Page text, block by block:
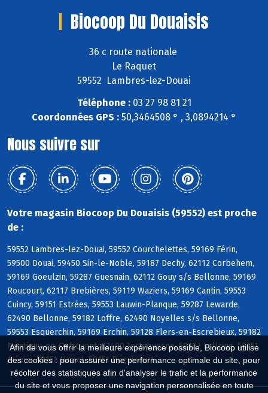
Afin de vous offrir la meilleure expérience possible, Biocoop utilise
des cookies : pour assurer une performance optimale du site, pour
récolter des statistiques afin d'analyser le trafic et la performance
du site et vous proposer une navigation personnalisée en toute
Biocoop Du Douaisis
36 c route nationale
Le Raquet
59552 Lambres-lez-Douai
Téléphone :03 27 98 81 21
Coordonnées GPS : 50,3464508 ° , 3,0894214 °
Nous suivre sur
Votre magasin Biocoop Du Douaisis (59552) est proche
de :
59552 Lambres-lez-Douai, 59552 Courchelettes, 59169 Férin,
59500 Douai, 59450 Sin-le-Noble, 59187 Dechy, 62112 Corbehem,
59169 Goeulzin, 59287 Guesnain, 62112 Gouy s/s Bellonne, 59169
Roucourt, 62117 Brebières, 59119 Waziers, 59169 Cantin, 59553
Cuincy, 59151 Estrées, 59553 Lauwin-Planque, 59287 Lewarde,
62490 Bellonne, 59182 Loffre, 62490 Noyelles s/s Bellonne,
59553 Esquerchin, 59169 Erchin, 59128 Flers-en-Escrebieux, 59182
Montigny-en-Ostrevent, 62490 Tortequesne, 59167 Lallaing, 59151
Arleux, 59151 Hamel, 59151 Bugnicourt